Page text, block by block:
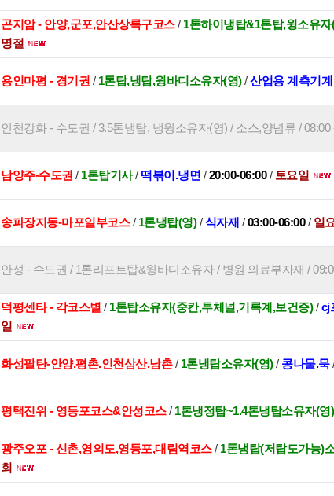
곤지암 - 안양,군포,안산상록구코스/ 1톤하이냉탑&1톤탑,윙소유자
명절
용인마평 - 경기권 / 1톤탑,냉탑,윙바디소유자(영)/산업용 계측기계
인천강화 - 수도권 / 3.5톤냉탑, 냉윙소유자(영) / 소스,양념류 / 08:00
남양주-수도권 / 1톤탑기사/ 떡볶이.냉면 /20:00-06:00/ 토요일
송파장지동-마포일부코스/ 1톤냉탑(영)/식자재 /03:00-06:00/ 일
안성 - 수도권 / 1톤리프트탑&윙바디소유자 / 병원 의료부자재 /
덕평센타 - 각코스별 / 1톤탑소유자(중칸,투체널,기록계,보건증)/cj
일
화성팔탄-안양.평촌.인천삼산.남촌/ 1톤냉탑소유자(영)/ 콩나물.묵
평택진위 - 영등포코스&안성코스/ 1톤냉정탑~1.4톤냉탑소유자(영)
광주오포 - 신촌,영의도,영등포,대림역코스/ 1톤냉탑(저탑도가능)
회